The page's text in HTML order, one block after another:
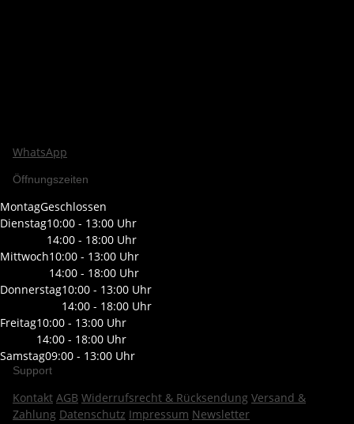
WhatsApp
Öffnungszeiten
MontagGeschlossen
Dienstag10:00 - 13:00 Uhr
14:00 - 18:00 Uhr
Mittwoch10:00 - 13:00 Uhr
14:00 - 18:00 Uhr
Donnerstag10:00 - 13:00 Uhr
14:00 - 18:00 Uhr
Freitag10:00 - 13:00 Uhr
14:00 - 18:00 Uhr
Samstag09:00 - 13:00 Uhr
Support
Kontakt AGB Widerrufsrecht & Rücksendung Versand &
Zahlung Datenschutz Impressum Newsletter